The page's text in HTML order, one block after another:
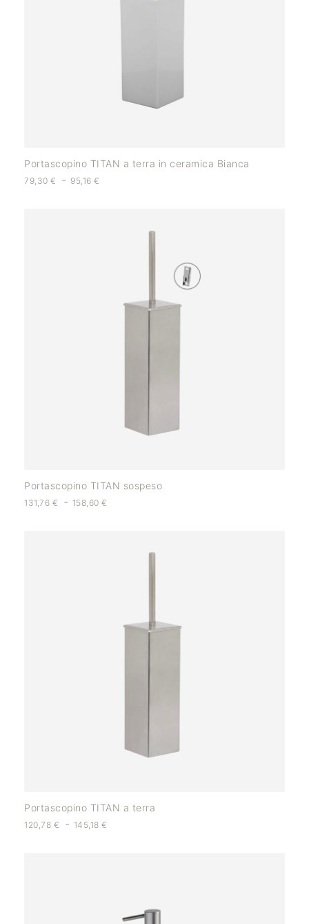
Portascopino TITAN a terra in ceramica Bianca
79,30 € - 95,16€
Portascopino TITAN sospeso
131,76 € - 158,60€
Portascopino TITAN a terra
120,78 € - 145,18€